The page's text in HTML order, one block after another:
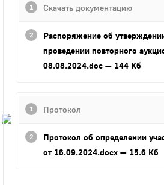
Город
Глазов
образования
История
Настоящее
Стратегия
Скачать документацию
Распоряжение об
проведении повторного
08.08.2024.doc — 144 Кб
Протокол
Протокол об определении
от 16.09.2024.docx — 15.6 Кб